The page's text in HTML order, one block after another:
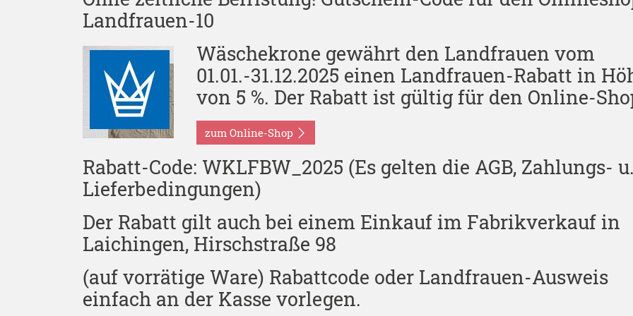
Landfrauen-10
Wäschekrone gewährt den Landfrauen vom
01.01.-31.12.2025 einen Landfrauen-Rabatt in
von 5 %. Der Rabatt ist gültig für den Online-
zum Online-Shop
Rabatt-Code: WKLFBW_2025 (Es gelten die AGB, Zahlungs- u.
Lieferbedingungen)
Der Rabatt gilt auch bei einem Einkauf im Fabrikverkauf in
Laichingen, Hirschstraße 98
(auf vorrätige Ware) Rabattcode oder Landfrauen-Ausweis
einfach an der Kasse vorlegen.